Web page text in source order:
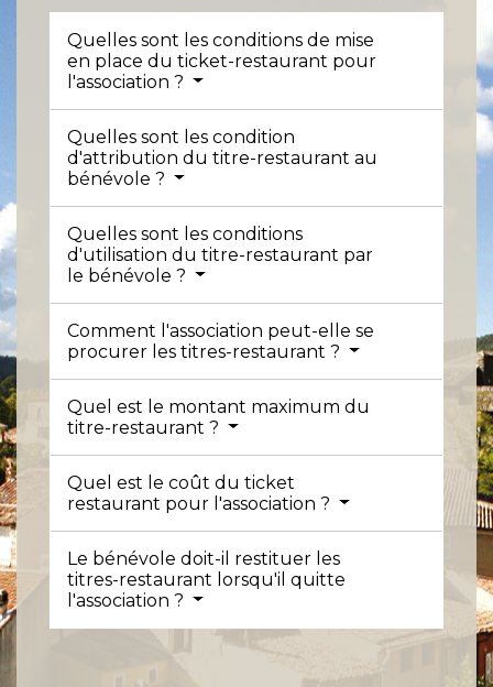
Quelles sont les conditions de mise
en place du ticket-restaurant pour
l'association ?
Quelles sont les condition
d'attribution du titre-restaurant au
bénévole ?
Quelles sont les conditions
d'utilisation du titre-restaurant par
le bénévole ?
Comment l'association peut-elle se
procurer les titres-restaurant ?
Quel est le montant maximum du
titre-restaurant ?
Quel est le coût du ticket
restaurant pour l'association ?
Le bénévole doit-il restituer les
titres-restaurant lorsqu'il quitte
l'association ?